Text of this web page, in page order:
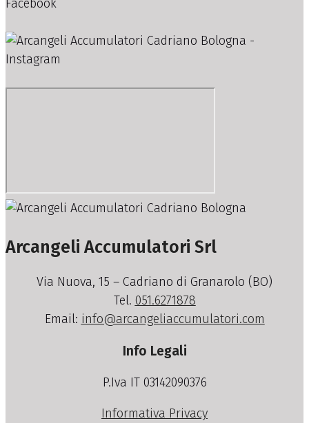
Arcangeli Accumulatori Srl
Via Nuova, 15 – Cadriano di Granarolo (BO)
Tel. 051.6271878
Email: info@arcangeliaccumulatori.com
Info Legali
P.Iva IT 03142090376
Informativa Privacy